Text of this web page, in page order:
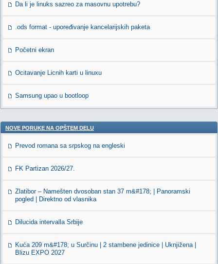
Da li je linuks sazreo za masovnu upotrebu?
.ods format - upoređivanje kancelarijskih paketa
Početni ekran
Ocitavanje Licnih karti u linuxu
Samsung upao u bootloop
NOVE PORUKE NA OPŠTEM DELU
Prevod romana sa srpskog na engleski
FK Partizan 2026/27.
Zlatibor – Namešten dvosoban stan 37 m&#178; | Panoramski
pogled | Direktno od vlasnika
Dilucida intervalla Srbije
Kuća 209 m&#178; u Surčinu | 2 stambene jedinice | Uknjižena |
Blizu EXPO 2027